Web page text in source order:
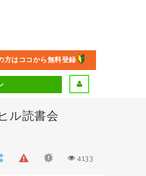
方はココから無料登録
ル読書会
4133